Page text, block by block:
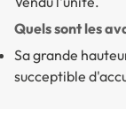
Quels sont les
Sa grande
succeptible